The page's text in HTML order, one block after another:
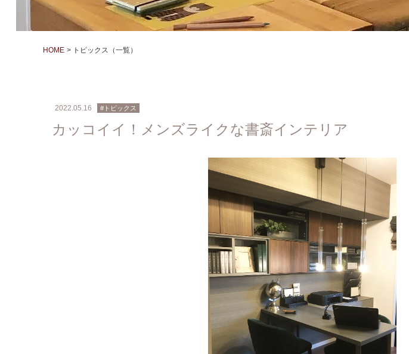
HOME トピックス（一覧）
2022.05.16 #トピックス
カッコイイ！メンズライクな書斎インテリア